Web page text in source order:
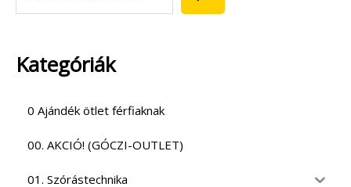
Kategóriák
0 Ajándék ötlet férfiaknak
00. AKCIÓ! (GÓCZI-OUTLET)
01. Szórástechnika